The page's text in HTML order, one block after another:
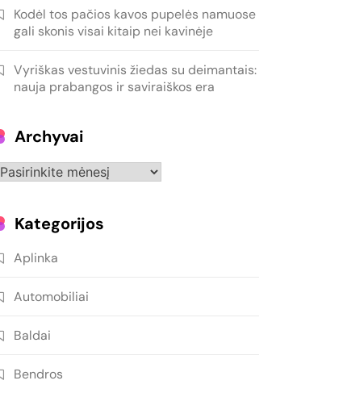
Kodėl tos pačios kavos pupelės namuose
gali skonis visai kitaip nei kavinėje
Vyriškas vestuvinis žiedas su deimantais:
nauja prabangos ir saviraiškos era
Archyvai
Archyvai
Kategorijos
Aplinka
Automobiliai
Baldai
Bendros